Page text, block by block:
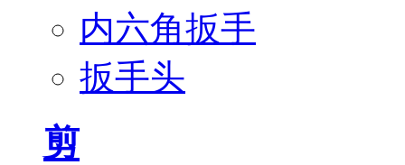
内六角扳手
扳手头
剪